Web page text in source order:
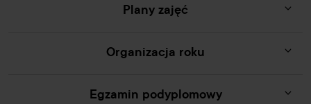
Plany zajęć
Organizacja roku
Egzamin podyplomowy